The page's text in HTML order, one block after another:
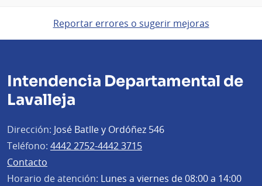
Reportar errores o sugerir mejoras
Intendencia Departamental de
Lavalleja
Dirección: José Batlle y Ordóñez 546
Teléfono: 4442 2752-4442 3715
Contacto
Horario de atención: Lunes a viernes de 08:00 a 14:00